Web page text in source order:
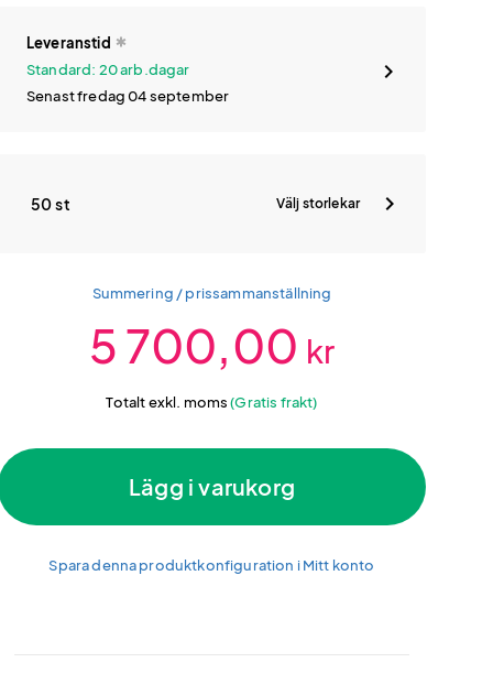
Leveranstid
Standard: 20 arb.dagar
Senast fredag 04 september
50 st Välj storlekar
Summering / prissammanställning
5 700,00 kr
Totalt exkl. moms(Gratis frakt)
Lägg i varukorg
Spara denna produktkonfiguration i Mitt konto